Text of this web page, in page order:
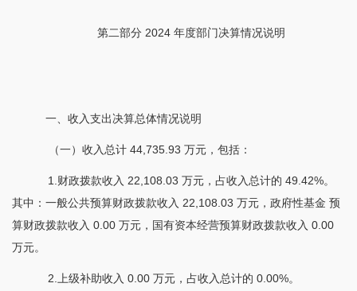
第二部分 2024 年度部门决算情况说明
一、收入支出决算总体情况说明
（一）收入总计 44,735.93 万元，包括：
1.财政拨款收入 22,108.03 万元，占收入总计的 49.42%。
其中：一般公共预算财政拨款收入 22,108.03 万元，政府性基金 预
算财政拨款收入 0.00 万元，国有资本经营预算财政拨款收入 0.00
万元。
2.上级补助收入 0.00 万元，占收入总计的 0.00%。